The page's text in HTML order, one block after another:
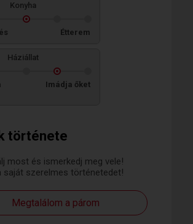
története
most és ismerkedj meg vele!
saját szerelmes történetedet!
Megtalálom a párom
Konyha
Étterem
Háziállat
Imádja őket